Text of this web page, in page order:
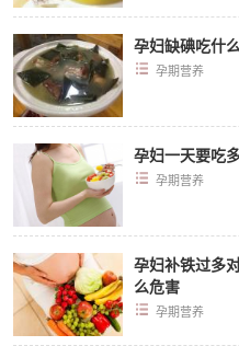
孕妇缺碘吃什
孕期营养
孕妇一天要吃
孕期营养
孕妇补铁过多
么危害
孕期营养